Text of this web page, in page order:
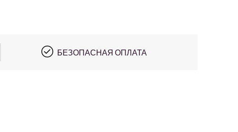
БЕЗОПАСНАЯ ОПЛАТА